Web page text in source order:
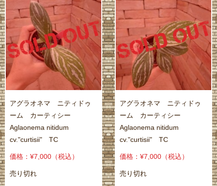
アグラオネマ ニティドゥ
ーム カーティシー
Aglaonema nitidum
cv."curtisii" TC
価格：¥7,000 （税込）
売り切れ
アグラオネマ ニティドゥ
ーム カーティシー
Aglaonema nitidum
cv."curtisii" TC
価格：¥7,000 （税込）
売り切れ